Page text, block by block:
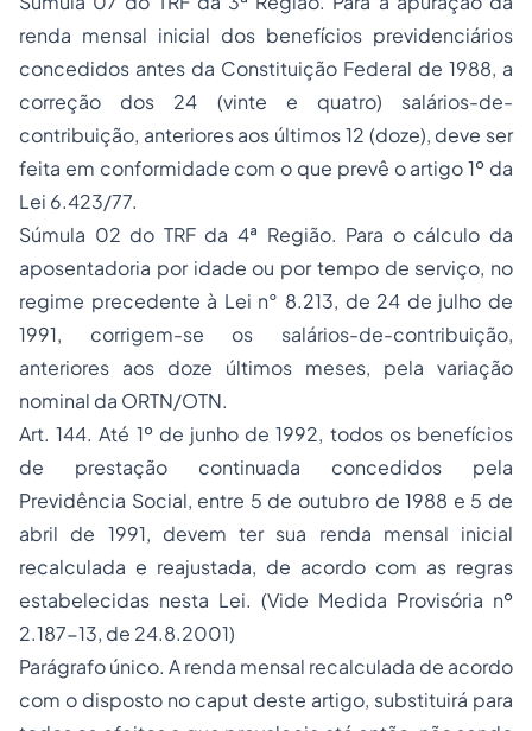
renda mensal inicial dos benefícios previdenciários
concedidos antes da Constituição Federal de 1988, a
correção dos 24 (vinte e quatro) salários-de-
contribuição, anteriores aos últimos 12 (doze), deve ser
feita em conformidade com o que prevê o artigo 1º da
Lei 6.423/77.
Súmula 02 do TRF da 4ª Região. Para o cálculo da
aposentadoria por idade ou por tempo de serviço, no
regime precedente à Lei n° 8.213, de 24 de julho de
1991, corrigem-se os salários-de-contribuição,
anteriores aos doze últimos meses, pela variação
nominal da ORTN/OTN.
Art. 144. Até 1º de junho de 1992, todos os benefícios
de prestação continuada concedidos pela
Previdência Social, entre 5 de outubro de 1988 e 5 de
abril de 1991, devem ter sua renda mensal inicial
recalculada e reajustada, de acordo com as regras
estabelecidas nesta Lei. (Vide Medida Provisória nº
2.187-13, de 24.8.2001)
Parágrafo único. A renda mensal recalculada de acordo
com o disposto no caput deste artigo, substituirá para